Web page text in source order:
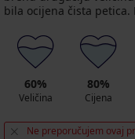
bila ocijena čista petica.
60%
Veličina
80%
Cijena
Ne preporučujem ovaj